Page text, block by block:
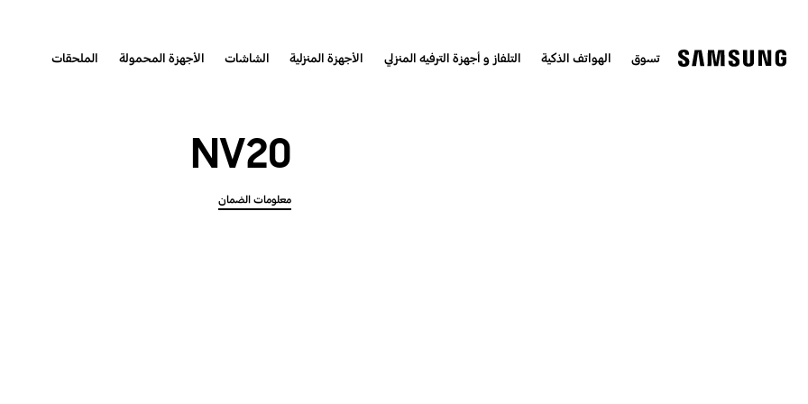
تسوق الهواتف الذكية التلفاز و أجهزة الترفيه المنزلي الأجهزة المنزلية الشاشات الأجهزة المحمولة الملحقات
NV20
معلومات الضمان